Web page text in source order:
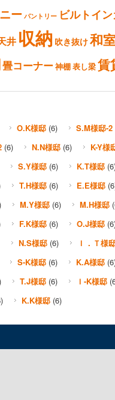
ー パントリー ビルトイ
井 収納 吹き抜け和
畳コーナー神棚表し梁賃
O.K様邸 (6) S.M様邸-2
(6) N.N様邸 (6)
K-Y様
S.Y様邸 (6) K.T様邸
T.H様邸 (6) E.E様邸
M.Y様邸 (6) M.H様邸
F.K様邸 (6) O.J様邸
N.S様邸 (6)
Ｉ．Ｔ様
S-K様邸 (6) K.A様邸
T.J様邸 (6) Ｉ-K様邸
K.K様邸 (6)